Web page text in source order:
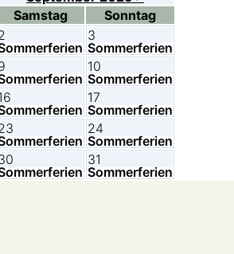
Samstag
Sonntag
3
Sommerferien
10
Sommerferien
17
Sommerferien
24
Sommerferien
31
Sommerferien